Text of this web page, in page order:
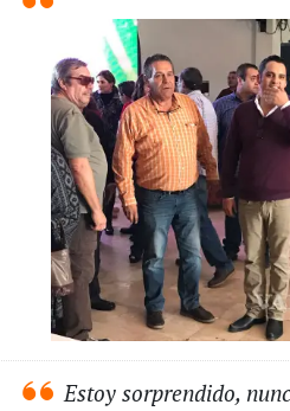
Estoy sorprendido,